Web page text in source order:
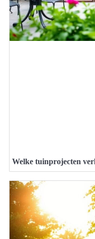
Welke tuinprojecten